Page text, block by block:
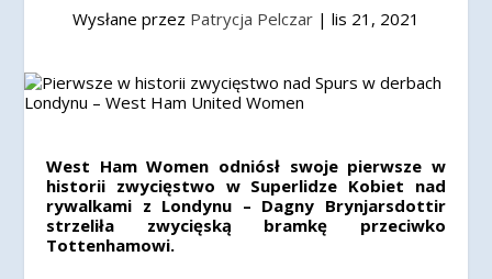
Wysłane przez Patrycja Pelczar | lis 21, 2021
West Ham Women odniósł swoje pierwsze w
historii zwycięstwo w Superlidze Kobiet nad
rywalkami z Londynu – Dagny Brynjarsdottir
strzeliła zwycięską bramkę przeciwko
Tottenhamowi.